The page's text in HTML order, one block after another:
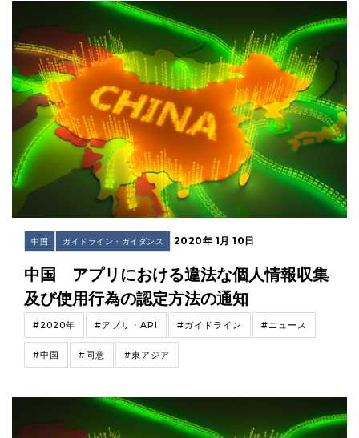
中国 ガイドライン・ガイダンス 2020年 1月 10日
中国 アプリにおける違法な個人情報収集
及び使用行為の認定方法の通知
#2020年 #アプリ・API #ガイドライン #ニュース
#中国 #同意 #東アジア